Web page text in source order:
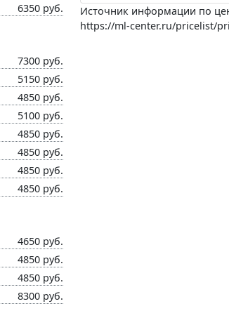
6350 руб.
7300 руб.
5150 руб.
4850 руб.
5100 руб.
4850 руб.
4850 руб.
4850 руб.
4850 руб.
4650 руб.
4850 руб.
4850 руб.
8300 руб.
Источник информации по
https://ml-center.ru/pricelist/